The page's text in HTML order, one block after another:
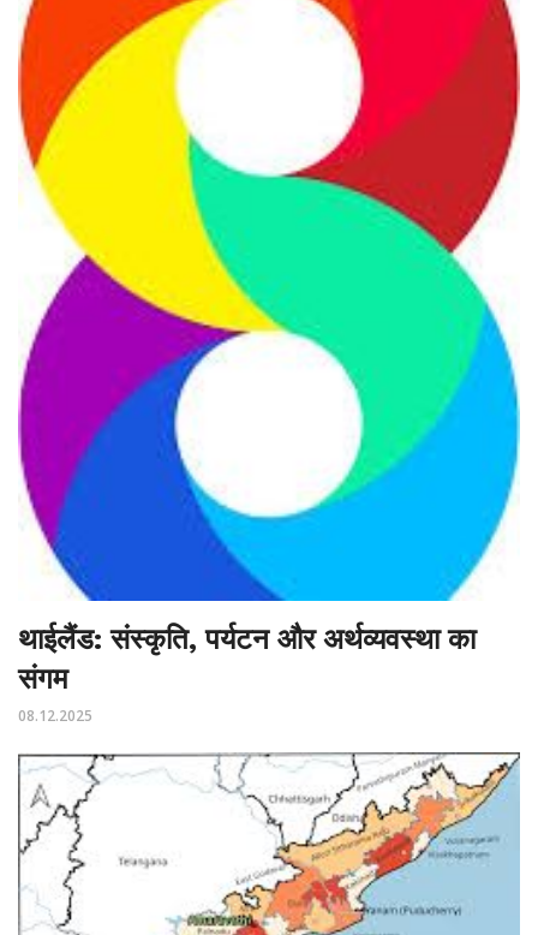
थाईलैंड: संस्कृति, पर्यटन और अर्थव्यवस्था का
संगम
08.12.2025